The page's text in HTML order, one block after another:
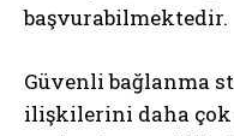
başvurabilmektedir.
Güvenli bağlanma
ilişkilerini daha